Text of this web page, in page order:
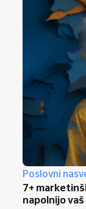
Poslovni
7+
napolnijo